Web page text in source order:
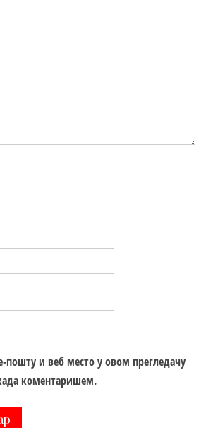
пошту и веб место у овом прегледачу
коментаришем.